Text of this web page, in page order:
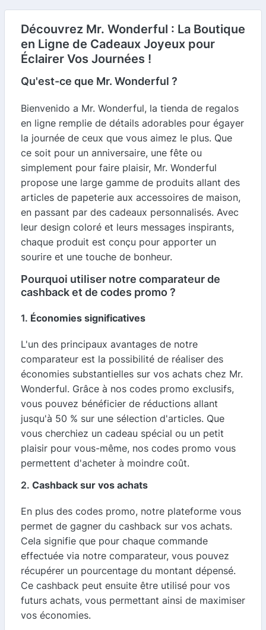
Découvrez Mr. Wonderful : La Boutique
en Ligne de Cadeaux Joyeux pour
Éclairer Vos Journées !
Qu'est-ce que Mr. Wonderful ?
Bienvenido a Mr. Wonderful, la tienda de regalos
en ligne remplie de détails adorables pour égayer
la journée de ceux que vous aimez le plus. Que
ce soit pour un anniversaire, une fête ou
simplement pour faire plaisir, Mr. Wonderful
propose une large gamme de produits allant des
articles de papeterie aux accessoires de maison,
en passant par des cadeaux personnalisés. Avec
leur design coloré et leurs messages inspirants,
chaque produit est conçu pour apporter un
sourire et une touche de bonheur.
Pourquoi utiliser notre comparateur de
cashback et de codes promo ?
1. Économies significatives
L'un des principaux avantages de notre
comparateur est la possibilité de réaliser des
économies substantielles sur vos achats chez Mr.
Wonderful. Grâce à nos codes promo exclusifs,
vous pouvez bénéficier de réductions allant
jusqu'à 50 % sur une sélection d'articles. Que
vous cherchiez un cadeau spécial ou un petit
plaisir pour vous-même, nos codes promo vous
permettent d'acheter à moindre coût.
2. Cashback sur vos achats
En plus des codes promo, notre plateforme vous
permet de gagner du cashback sur vos achats.
Cela signifie que pour chaque commande
effectuée via notre comparateur, vous pouvez
récupérer un pourcentage du montant dépensé.
Ce cashback peut ensuite être utilisé pour vos
futurs achats, vous permettant ainsi de maximiser
vos économies.